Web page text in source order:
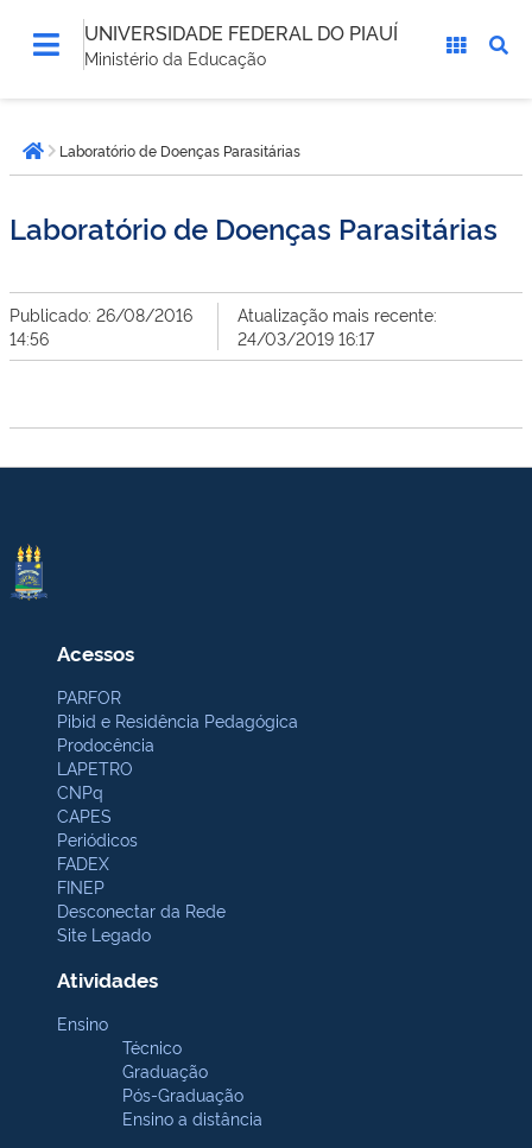
UNIVERSIDADE FEDERAL DO PIAUÍ
Ministério da Educação
está
aqui:Página inicial
Laboratório de Doenças Parasitárias
Laboratório de Doenças Parasitárias
Publicado: 26/08/2016
14:56
Atualização mais recente:
24/03/2019 16:17
Acessos
PARFOR
Pibid e Residência Pedagógica
Prodocência
LAPETRO
CNPq
CAPES
Periódicos
FADEX
FINEP
Desconectar da Rede
Site Legado
Atividades
Ensino
Técnico
Graduação
Pós-Graduação
Ensino a distância